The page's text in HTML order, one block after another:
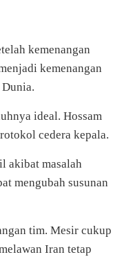
kemenangan
kemenangan
Dunia.
ideal. Hossam
cedera kepala.
akibat masalah
mengubah susunan
tim. Mesir cukup
Iran tetap